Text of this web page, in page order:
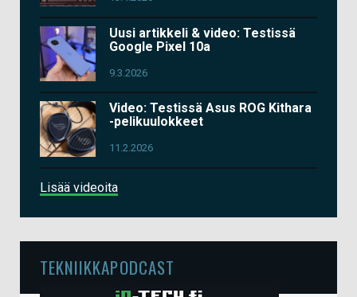
Uusi artikkeli & video: Testissä
Google Pixel 10a
9.3.2026
Video: Testissä Asus ROG Kithara
-pelikuulokkeet
11.2.2026
Lisää videoita
TEKNIIKKAPODCAST